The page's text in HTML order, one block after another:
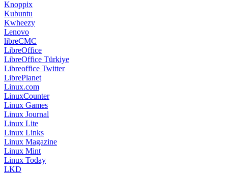
Knoppix
Kubuntu
Kwheezy
Lenovo
libreCMC
LibreOffice
LibreOffice Türkiye
Libreoffice Twitter
LibrePlanet
Linux.com
LinuxCounter
Linux Games
Linux Journal
Linux Lite
Linux Links
Linux Magazine
Linux Mint
Linux Today
LKD